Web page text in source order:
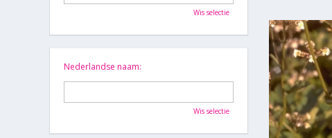
Wis selectie
Nederlandse naam:
Wis selectie